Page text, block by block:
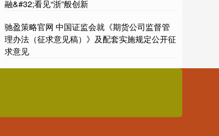
融&#32;看见“浙”般创新
驰盈策略官网 中国证监会就《期货公司监督管
理办法（征求意见稿）》及配套实施规定公开征
求意见